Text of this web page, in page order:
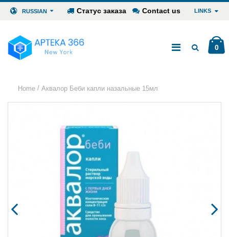
RUSSIAN Статус заказа Contact us LINKS
0
Home / Аквалор Беби капли назальные 15мл